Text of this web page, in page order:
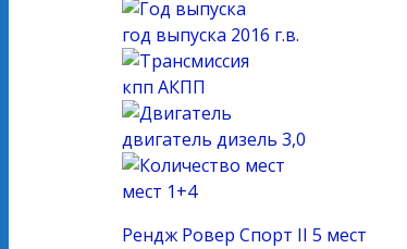
год выпуска 2016 г.в.
кпп АКПП
двигатель дизель 3,0
мест 1+4
Рендж Ровер Спорт II 5 мест